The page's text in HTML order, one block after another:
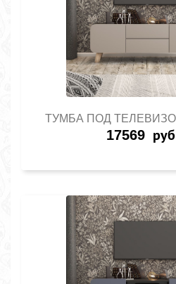
ТУМБА ПОД
17569 руб